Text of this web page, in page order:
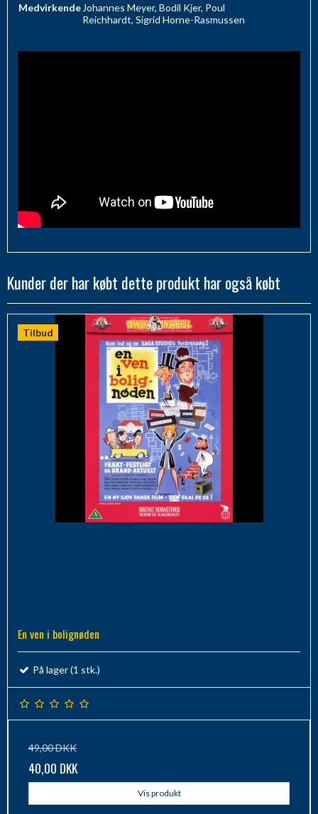
Medvirkende Johannes Meyer, Bodil Kjer, Poul
Reichhardt, Sigrid Horne-Rasmussen
Kunder der har købt dette produkt har også købt
Tilbud
En ven i bolignøden
På lager (1 stk.)
49,00 DKK
40,00 DKK
Vis produkt